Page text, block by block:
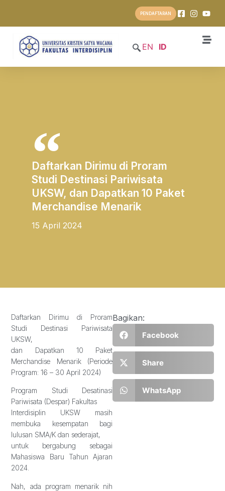
PENDAFTARAN
EN ID
Daftarkan Dirimu di Proram
Studi Destinasi Pariwisata
UKSW, dan Dapatkan 10 Paket
Merchandise Menarik
15 April 2024
Daftarkan Dirimu di Proram
Studi Destinasi Pariwisata
UKSW,
dan Dapatkan 10 Paket
Merchandise Menarik (Periode
Program: 16 – 30 April 2024)
Program Studi Desatinasi
Pariwisata (Despar) Fakultas
Interdisiplin UKSW masih
membuka kesempatan bagi
lulusan SMA/K dan sederajat,
untuk bergabung sebagai
Mahasiswa Baru Tahun Ajaran
2024.
Nah, ada program menarik nih
Bagikan:
Facebook
Share
WhatsApp